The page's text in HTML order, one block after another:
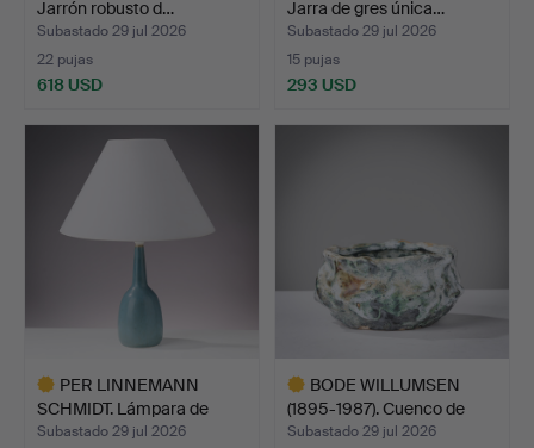
Jarrón robusto d…
Subastado 29 jul 2026
22 pujas
618 USD
Jarra de gres única…
Subastado 29 jul 2026
15 pujas
293 USD
PER LINNEMANN
SCHMIDT. Lámpara de
mesa, gr…
Subastado 29 jul 2026
BODE WILLUMSEN
(1895-1987). Cuenco de
gres…
Subastado 29 jul 2026